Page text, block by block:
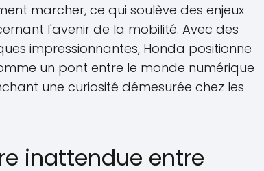
marcher, ce qui soulève des enjeux
l'avenir de la mobilité. Avec des
impressionnantes, Honda positionne
un pont entre le monde numérique
une curiosité démesurée chez les
inattendue entre